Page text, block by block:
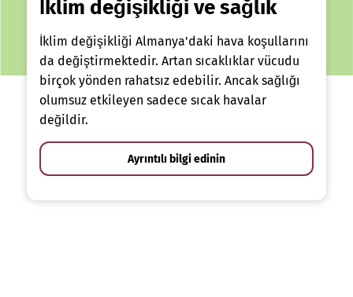
İklim değişikliği ve sağlık
İklim değişikliği Almanya'daki hava koşullarını
da değiştirmektedir. Artan sıcaklıklar vücudu
birçok yönden rahatsız edebilir. Ancak sağlığı
olumsuz etkileyen sadece sıcak havalar
değildir.
Ayrıntılı bilgi edinin